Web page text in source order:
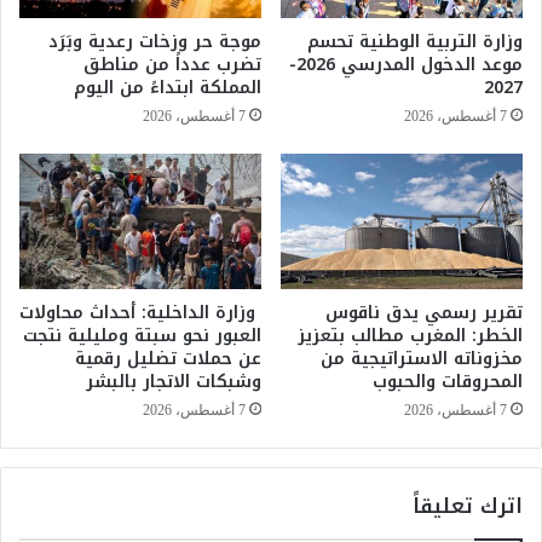
ا
ل
ث
ا
ل
ث
ل
م
ن
ظ
و
م
ة
م
ك
ا
ح
ت
ص
د
ق
ع
ل
ى
م
ش
ر
و
ع
ي
ق
ن
وزارة التربية الوطنية تحسم
موعد الدخول المدرسي 2026-
2027
7 أغسطس، 2026
موجة حر وزخات رعدية وبَرَد
تضرب عدداً من مناطق
المملكة ابتداءً من اليوم
7 أغسطس، 2026
تقرير رسمي يدق ناقوس
الخطر: المغرب مطالب بتعزيز
مخزوناته الاستراتيجية من
المحروقات والحبوب
7 أغسطس، 2026
وزارة الداخلية: أحداث محاولات
العبور نحو سبتة ومليلية نتجت
عن حملات تضليل رقمية
وشبكات الاتجار بالبشر
7 أغسطس، 2026
اترك تعليقاً